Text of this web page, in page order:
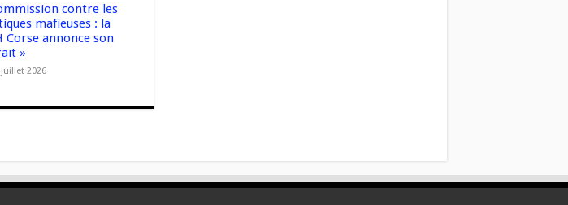
contre les
mafieuses : la
Corse annonce son
»
juillet 2026